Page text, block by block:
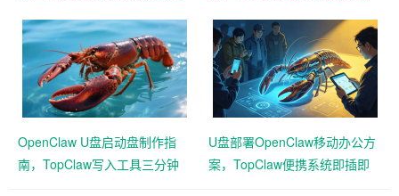
OpenClaw U盘启动盘制作指
南，TopClaw写入工具三分钟
U盘部署OpenClaw移动办公方
案，TopClaw便携系统即插即